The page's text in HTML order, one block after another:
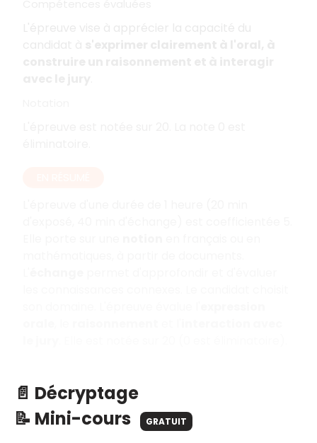
📄 Décryptage
📝 Mini-cours
GRATUIT